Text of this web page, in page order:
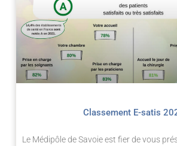
Classement E-satis
Le Médipôle de Savoie est fier de vous